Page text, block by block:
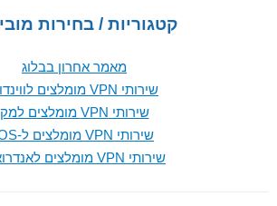
קטגוריות / בחירות
מאמר אחרון בבלוג
שירותי VPN מומלצים לווינדוס
שירותי VPN מומלצים למק
שירותי VPN מומלצים ל-iOS
שירותי VPN מומלצים לאנדרואיד